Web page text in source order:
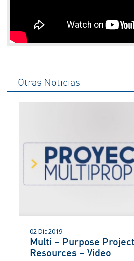
Otras Noticias
02 Dic 2019
Multi – Purpose
Resources – Video